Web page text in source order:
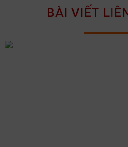
BÀI VIẾT